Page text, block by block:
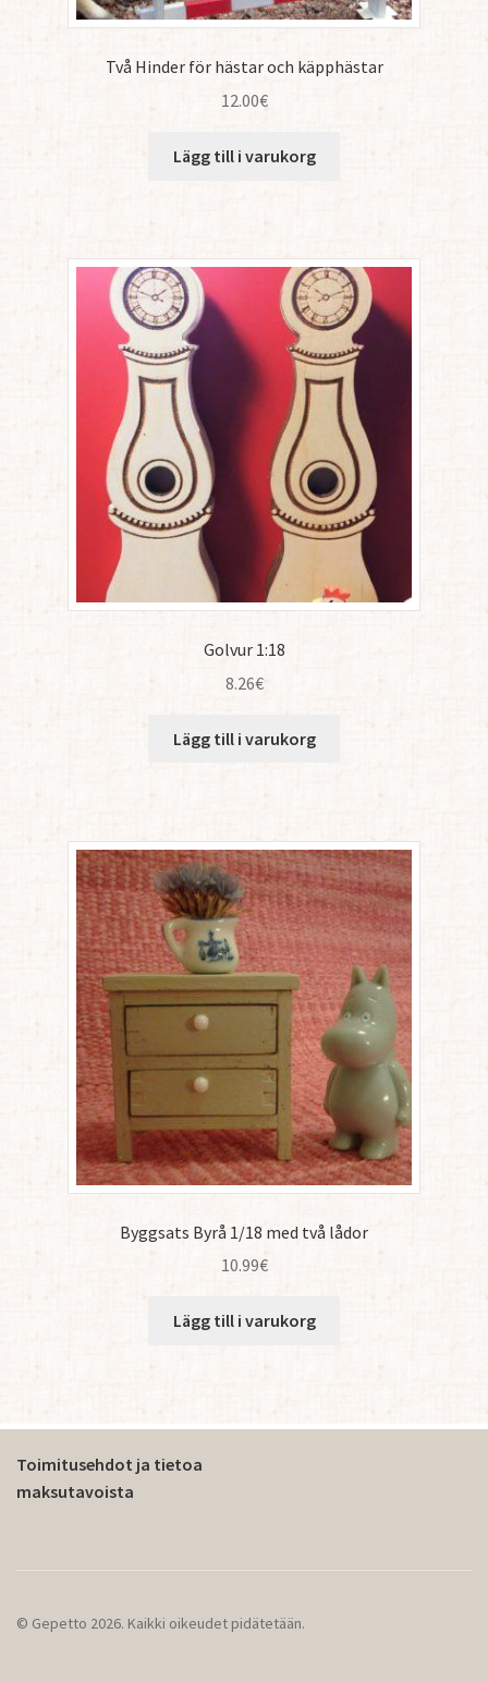
Två Hinder för hästar och käpphästar
12.00€
Lägg till i varukorg
Golvur 1:18
8.26€
Lägg till i varukorg
Byggsats Byrå 1/18 med två lådor
10.99€
Lägg till i varukorg
Toimitusehdot ja tietoa
maksutavoista
© Gepetto 2026. Kaikki oikeudet pidätetään.